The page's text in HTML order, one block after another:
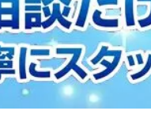
」コーナーに掲載いただきまし…